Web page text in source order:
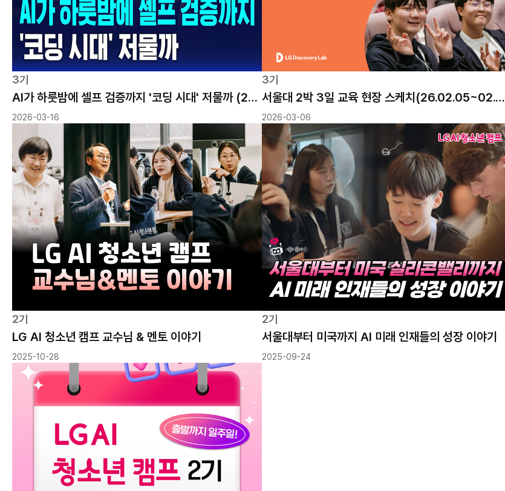
3기
AI가 하룻밤에 셀프 검증까지 '코딩 시대' 저물까 (26/3/15 SBS 8뉴스)
2026-03-16
3기
서울대 2박 3일 교육 현장 스케치(26.02.05~02.07)
2026-03-06
2기
LG AI 청소년 캠프 교수님 & 멘토 이야기
2025-10-28
2기
서울대부터 미국까지 AI 미래 인재들의 성장 이야기
2025-09-24
지원서 접수를 위해서는 지원자 등록을 먼저
진행 하셔야 합니다. 이미 지원자 등록을 완
료하신 분께서는 지원자 로그인 후 접수를 진
행해주세요.
지원자 로그인 지원자 등록
내용내용내용내용내용내용내용내용
취소 공지사항
내용내용내용내용내용내용내용내용
취소 결과확인
내용내용내용내용내용내용내용내용
취소 확인
내용내용내용내용내용내용내용
확인
내용내용내용내용내용내용내용
확인